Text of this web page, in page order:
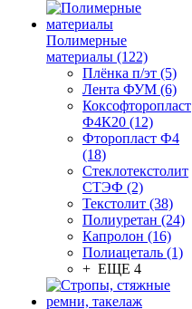
Полимерные
материалы (122)
Плёнка п/эт (5)
Лента ФУМ (6)
Коксофторопласт
Ф4К20 (12)
Фторопласт Ф4
(18)
Стеклотекстолит
СТЭФ (2)
Текстолит (38)
Полиуретан (24)
Капролон (16)
Полиацеталь (1)
+ ЕЩЕ 4